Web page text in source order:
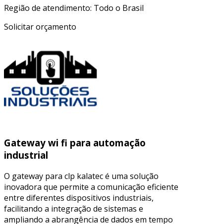
Região de atendimento: Todo o Brasil
Solicitar orçamento
Gateway wi fi para automação
industrial
O gateway para clp kalatec é uma solução
inovadora que permite a comunicação eficiente
entre diferentes dispositivos industriais,
facilitando a integração de sistemas e
ampliando a abrangência de dados em tempo